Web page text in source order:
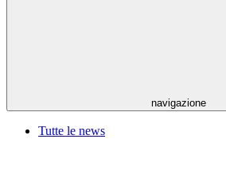
navigazione
Tutte le news